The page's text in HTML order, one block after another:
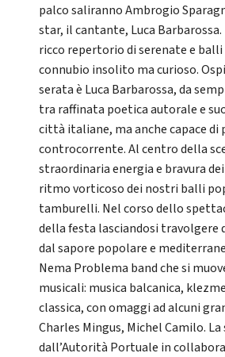
palco saliranno Ambrogio
star, il cantante, Luca
ricco repertorio di serenate e
connubio insolito ma curioso.
serata è Luca Barbarossa, da
tra raffinata poetica autorale e
città italiane, ma anche capace
controcorrente. Al centro della
straordinaria energia e bravura
ritmo vorticoso dei nostri balli
tamburelli. Nel corso dello
della festa lasciandosi travolgere
dal sapore popolare e
Nema Problema band che si
musicali: musica balcanica,
classica, con omaggi ad alcuni
Charles Mingus, Michel Camilo.
dall’Autorità Portuale in